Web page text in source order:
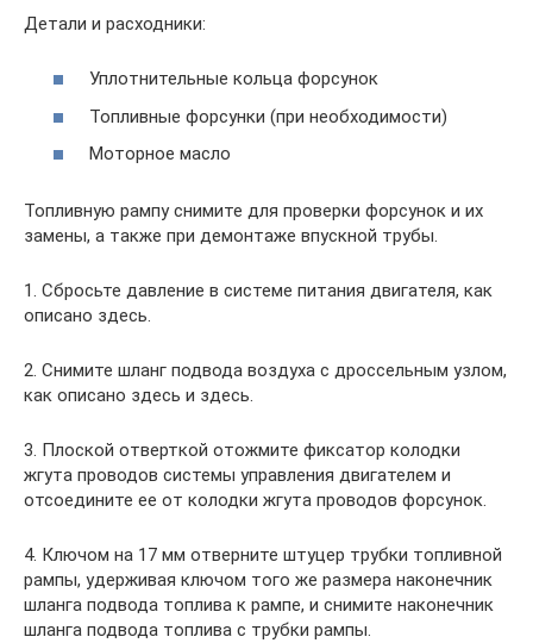
Детали и расходники:
Уплотнительные кольца форсунок
Топливные форсунки (при необходимости)
Моторное масло
Топливную рампу снимите для проверки форсунок и их
замены, а также при демонтаже впускной трубы.
1. Сбросьте давление в системе питания двигателя, как
описано здесь.
2. Снимите шланг подвода воздуха с дроссельным узлом,
как описано здесь и здесь.
3. Плоской отверткой отожмите фиксатор колодки
жгута проводов системы управления двигателем и
отсоедините ее от колодки жгута проводов форсунок.
4. Ключом на 17 мм отверните штуцер трубки топливной
рампы, удерживая ключом того же размера наконечник
шланга подвода топлива к рампе, и снимите наконечник
шланга подвода топлива с трубки рампы.